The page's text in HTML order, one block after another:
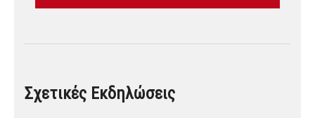
Σχετικές Εκδηλώσεις